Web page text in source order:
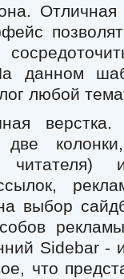
Отличная
данном
любой
и
выбор
рекламы
Sidebar -
что